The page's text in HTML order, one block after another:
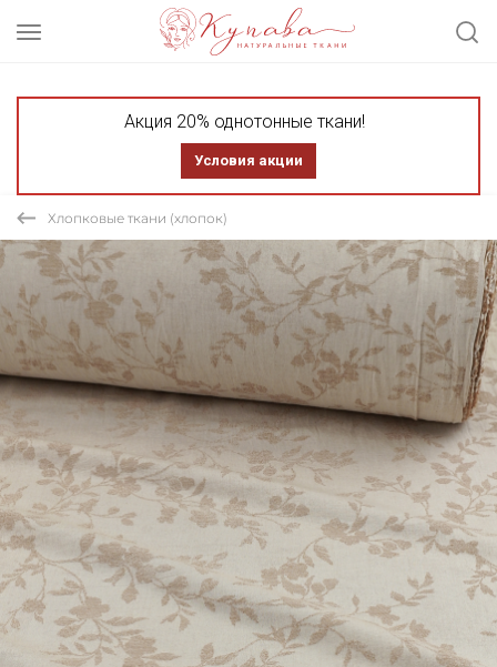
Акция 20% однотонные ткани!
Условия акции
Хлопковые ткани (хлопок)